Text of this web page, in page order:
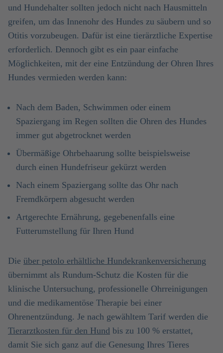
und Hundehalter sollten jedoch nicht nach Hausmitteln
greifen, um das Innenohr des Hundes zu säubern und so
Otitis vorzubeugen. Dafür ist eine tierärztliche Expertise
erforderlich. Dennoch gibt es ein paar einfache
Möglichkeiten, mit der eine Entzündung der Ohren Ihres
Hundes vermieden werden kann:
Nach dem Baden, Schwimmen oder einem
Spaziergang im Regen sollten die Ohren des Hundes
immer gut abgetrocknet werden
Übermäßige Ohrbehaarung sollte beispielsweise
durch einen Hundefriseur gekürzt werden
Nach einem Spaziergang sollte das Ohr nach
Fremdkörpern abgesucht werden
Artgerechte Ernährung, gegebenenfalls eine
Futterumstellung für Ihren Hund
Die über petolo erhältliche Hundekrankenversicherung
übernimmt als Rundum-Schutz die Kosten für die
klinische Untersuchung, professionelle Ohrreinigungen
und die medikamentöse Therapie bei einer
Ohrenentzündung. Je nach gewähltem Tarif werden die
Tierarztkosten für den Hund bis zu 100 % erstattet,
damit Sie sich ganz auf die Genesung Ihres Tieres